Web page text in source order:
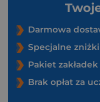
Darmowa
Specjalne
Pakiet zakładek
Brak opłat za